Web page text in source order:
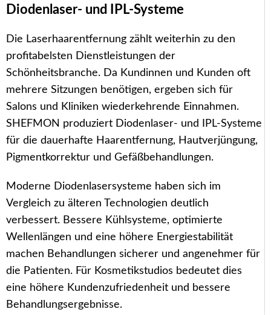
Diodenlaser- und IPL-Systeme
Die Laserhaarentfernung zählt weiterhin zu den
profitabelsten Dienstleistungen der
Schönheitsbranche. Da Kundinnen und Kunden oft
mehrere Sitzungen benötigen, ergeben sich für
Salons und Kliniken wiederkehrende Einnahmen.
SHEFMON produziert Diodenlaser- und IPL-Systeme
für die dauerhafte Haarentfernung, Hautverjüngung,
Pigmentkorrektur und Gefäßbehandlungen.
Moderne Diodenlasersysteme haben sich im
Vergleich zu älteren Technologien deutlich
verbessert. Bessere Kühlsysteme, optimierte
Wellenlängen und eine höhere Energiestabilität
machen Behandlungen sicherer und angenehmer für
die Patienten. Für Kosmetikstudios bedeutet dies
eine höhere Kundenzufriedenheit und bessere
Behandlungsergebnisse.